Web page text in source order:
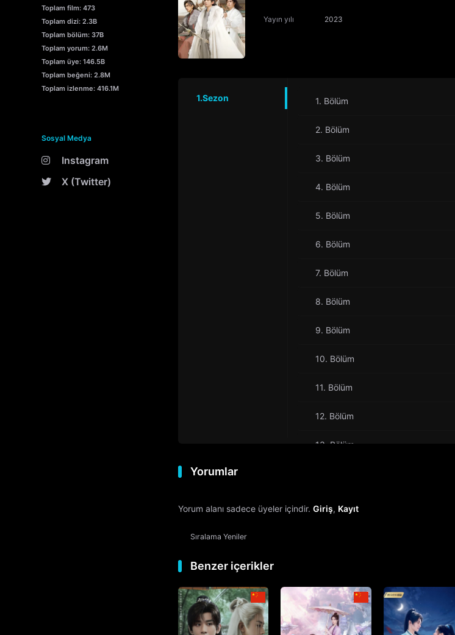
Toplam film: 473
Toplam dizi: 2.3B
Toplam bölüm: 37B
Toplam yorum: 2.6M
Toplam üye: 146.5B
Toplam beğeni: 2.8M
Toplam izlenme: 416.1M
Sosyal Medya
Instagram
X (Twitter)
Yayın yılı 2023
1.Sezon 1. Bölüm
2. Bölüm
3. Bölüm
4. Bölüm
5. Bölüm
6. Bölüm
7. Bölüm
8. Bölüm
9. Bölüm
10. Bölüm
11. Bölüm
12. Bölüm
13. Bölüm
18. Bölüm
19. Bölüm
Yorumlar
Yorum alanı sadece üyeler içindir. Giriş, Kayıt
Sıralama Yeniler
Benzer içerikler